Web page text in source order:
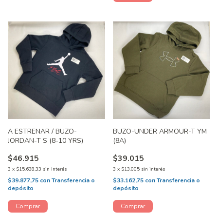
A ESTRENAR / BUZO-
JORDAN-T S (8-10 YRS)
$46.915
3 x $15.638,33 sin interés
$39.877,75 conTransferencia o
depósito
BUZO-UNDER ARMOUR-T YM
(8A)
$39.015
3 x $13.005 sin interés
$33.162,75 conTransferencia o
depósito